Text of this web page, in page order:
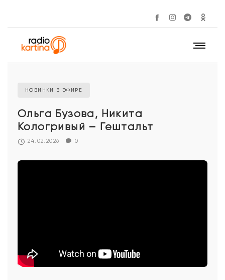
НОВИНКИ В ЭФИРЕ
Ольга Бузова, Никита
Кологривый – Гештальт
24.02.2026 0